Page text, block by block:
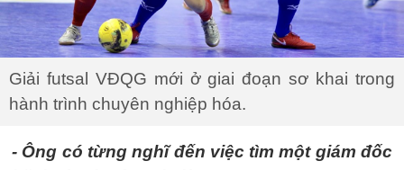
Giải futsal VĐQG mới ở giai đoạn sơ khai trong
hành trình chuyên nghiệp hóa.
- Ông có từng nghĩ đến việc tìm một giám đốc